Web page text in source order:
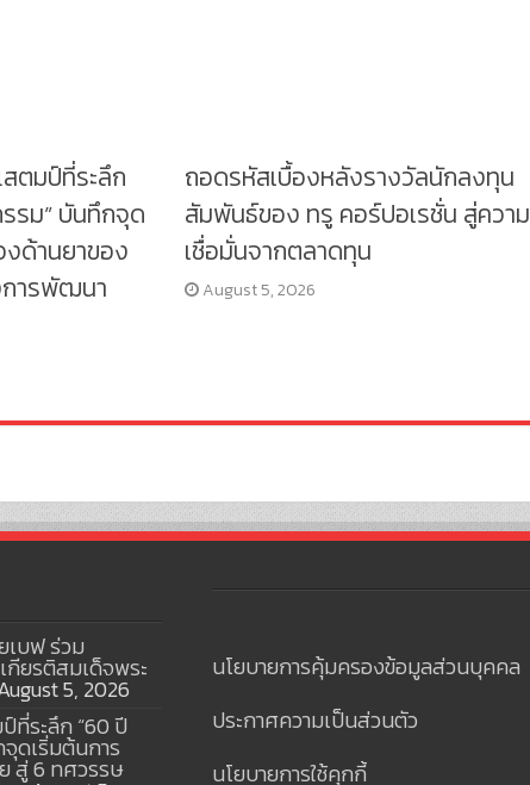
ตมป์ที่ระลึก
รม” บันทึกจุด
ด้านยาของ
ารพัฒนา
ถอดรหัสเบื้องหลังรางวัลนักลงทุน
สัมพันธ์ของ ทรู คอร์ปอเรชั่น สู่ความ
เชื่อมั่นจากตลาดทุน
August 5, 2026
บฟ ร่วม
ยรติสมเด็จพระ
5, 2026
ที่ระลึก “60 ปี
ดเริ่มต้นการ
สู่ 6 ทศวรรษ
นโยบายการคุ้มครองข้อมูลส่วนบุคคล
ประกาศความเป็นส่วนตัว
นโยบายการใช้คุกกี้